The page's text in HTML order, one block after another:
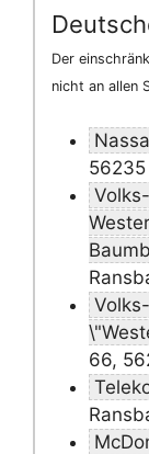
Der
nicht an allen
66,